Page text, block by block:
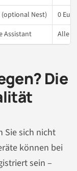
(optional Nest)
0
Assistant Alle
Die
Sie sich nicht
können bei
sein –